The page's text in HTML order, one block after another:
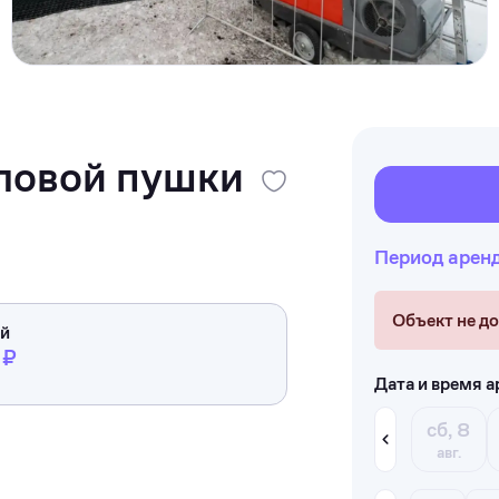
пушки
Период
Объект не
Дата и время
сб, 8
авг.